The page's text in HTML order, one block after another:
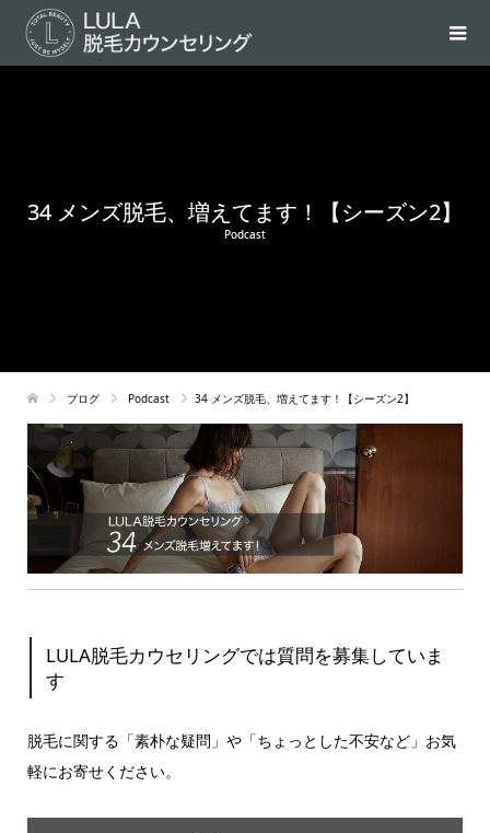
34 メンズ脱毛、増えてます！【シーズン2】
Podcast
ブログ Podcast 34 メンズ脱毛、増えてます！【シーズン2】
LULA脱毛カウセリングでは質問を募集していま
す
脱毛に関する「素朴な疑問」や「ちょっとした不安など」お気
軽にお寄せください。